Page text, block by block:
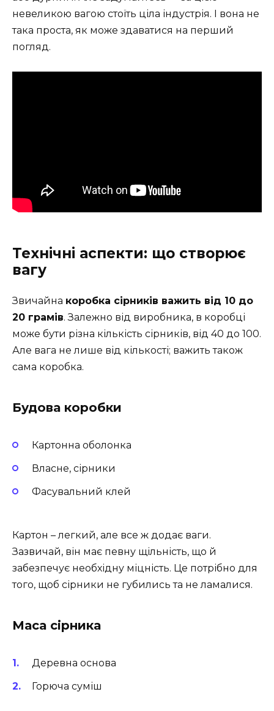
невеликою вагою стоїть ціла індустрія. І вона не
така проста, як може здаватися на перший
погляд.
Технічні аспекти: що створює
вагу
Звичайна коробка сірників важить від 10 до
20 грамів. Залежно від виробника, в коробці
може бути різна кількість сірників, від 40 до 100.
Але вага не лише від кількості; важить також
сама коробка.
Будова коробки
Картонна оболонка
Власне, сірники
Фасувальний клей
Картон – легкий, але все ж додає ваги.
Зазвичай, він має певну щільність, що й
забезпечує необхідну міцність. Це потрібно для
того, щоб сірники не губились та не ламалися.
Маса сірника
Деревна основа
Горюча суміш